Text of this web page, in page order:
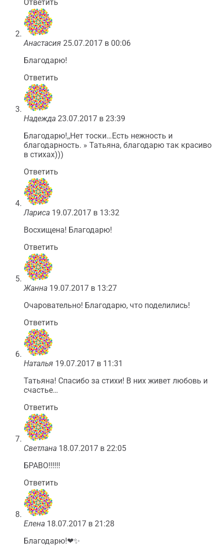
Ответить
Анастасия 25.07.2017 в 00:06
Благодарю!
Ответить
Надежда 23.07.2017 в 23:39
Благодарю!,,Нет тоски…Есть нежность и
благодарность. » Татьяна, благодарю так красиво
в стихах)))
Ответить
Лариса 19.07.2017 в 13:32
Восхищена! Благодарю!
Ответить
Жанна 19.07.2017 в 13:27
Очаровательно! Благодарю, что поделились!
Ответить
Наталья 19.07.2017 в 11:31
Татьяна! Спасибо за стихи! В них живет любовь и
счастье…
Ответить
Светлана 18.07.2017 в 22:05
БРАВО!!!!!!
Ответить
Елена 18.07.2017 в 21:28
Благодарю!❤✨